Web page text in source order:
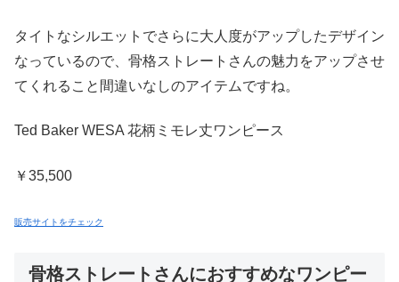
タイトなシルエットでさらに大人度がアップしたデザイン
なっているので、骨格ストレートさんの魅力をアップさせ
てくれること間違いなしのアイテムですね。
Ted Baker WESA 花柄ミモレ丈ワンピース
￥35,500
販売サイトをチェック
骨格ストレートさんにおすすめなワンピー